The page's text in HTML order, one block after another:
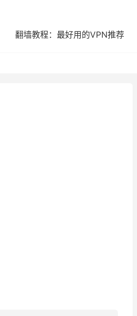
翻墙教程：最好用的VPN推荐